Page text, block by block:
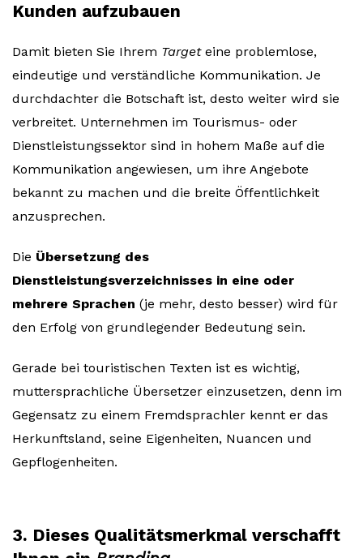
Kunden aufzubauen
Damit bieten Sie Ihrem Targeteine problemlose,
eindeutige und verständliche Kommunikation. Je
durchdachter die Botschaft ist, desto weiter wird sie
verbreitet. Unternehmen im Tourismus- oder
Dienstleistungssektor sind in hohem Maße auf die
Kommunikation angewiesen, um ihre Angebote
bekannt zu machen und die breite Öffentlichkeit
anzusprechen.
Die Übersetzung des
Dienstleistungsverzeichnisses in eine oder
mehrere Sprachen (je mehr, desto besser) wird für
den Erfolg von grundlegender Bedeutung sein.
Gerade bei touristischen Texten ist es wichtig,
muttersprachliche Übersetzer einzusetzen, denn im
Gegensatz zu einem Fremdsprachler kennt er das
Herkunftsland, seine Eigenheiten, Nuancen und
Gepflogenheiten.
3. Dieses Qualitätsmerkmal verschafft